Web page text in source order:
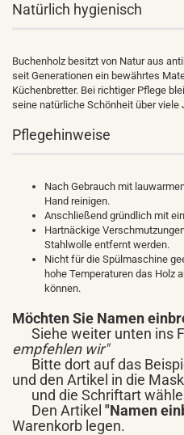
Natürlich hygienisch
Buchenholz besitzt von Natur aus
seit Generationen ein bewährtes
Küchenbretter. Bei richtiger Pflege
seine natürliche Schönheit über viele
Pflegehinweise
Nach Gebrauch mit
Hand reinigen.
Anschließend gründlich mit
Hartnäckige
Stahlwolle entfernt werden.
Nicht für die Spülmaschine
hohe Temperaturen das Holz
können.
Möchten Sie Namen
Siehe weiter unten ins
empfehlen wir"
Bitte dort auf das
und den Artikel in die
und die Schriftart
Den Artikel "Namen
Warenkorb legen.